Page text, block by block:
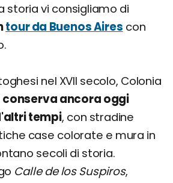
storia vi consigliamo di
tour da Buenos Aires con
nel XVII secolo, Colonia
conserva ancora oggi
tempi, con stradine
case colorate e mura in
secoli di storia.
Calle de los Suspiros,